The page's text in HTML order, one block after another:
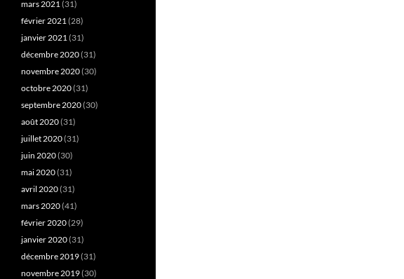
mars 2021(31)
février 2021(28)
janvier 2021(31)
décembre 2020(31)
novembre 2020(30)
octobre 2020(31)
septembre 2020(30)
août 2020(31)
juillet 2020(31)
juin 2020(30)
mai 2020(31)
avril 2020(31)
mars 2020(41)
février 2020(29)
janvier 2020(31)
décembre 2019(31)
novembre 2019(30)